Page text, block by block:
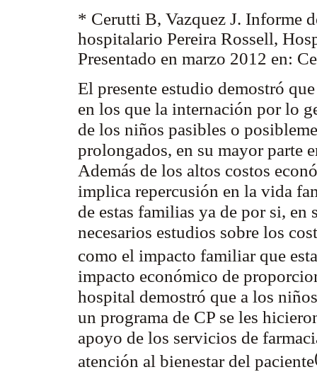
* Cerutti B, Vazquez J. Informe
hospitalario Pereira Rossell,
Presentado en marzo 2012 en:
El presente estudio demostró
en los que la internación por lo
de los niños pasibles o
prolongados, en su mayor parte
Además de los altos costos
implica repercusión en la vida
de estas familias ya de por si, en
necesarios estudios sobre los
como el impacto familiar que
impacto económico de
hospital demostró que a los
un programa de CP se les
apoyo de los servicios de
atención al bienestar del paciente